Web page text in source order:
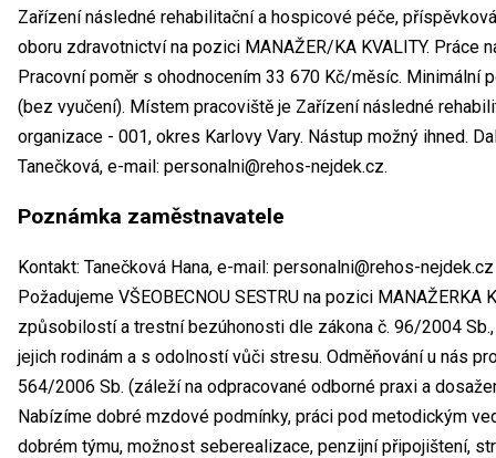
Zařízení následné rehabilitační a hospicové péče,
oboru zdravotnictví na pozici MANAŽER/KA KVALITY. Práce
Pracovní poměr s ohodnocením 33 670 Kč/měsíc. Minimální
(bez vyučení). Místem pracoviště je Zařízení následné
organizace - 001, okres Karlovy Vary. Nástup možný ihned.
Tanečková, e-mail: personalni@rehos-nejdek.cz.
Poznámka zaměstnavatele
Kontakt: Tanečková Hana, e-mail: personalni@rehos-nejdek.cz
Požadujeme VŠEOBECNOU SESTRU na pozici MANAŽERKA
způsobilostí a trestní bezúhonosti dle zákona č. 96/2004
jejich rodinám a s odolností vůči stresu. Odměňování u nás
564/2006 Sb. (záleží na odpracované odborné praxi a
Nabízíme dobré mzdové podmínky, práci pod metodickým
dobrém týmu, možnost seberealizace, penzijní připojištení,